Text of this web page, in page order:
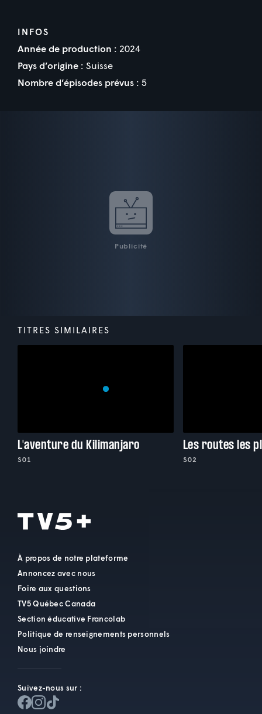
INFOS
Année de production : 2024
Pays d’origine : Suisse
Nombre d’épisodes prévus : 5
Publicité
TITRES SIMILAIRES
L'aventure du Kilimanjaro
S01 S02
À propos de notre plateforme
Annoncez avec nous
Foire aux questions
TV5 Québec Canada
Section éducative Francolab
Politique de renseignements personnels
Nous joindre
Suivez-nous sur :